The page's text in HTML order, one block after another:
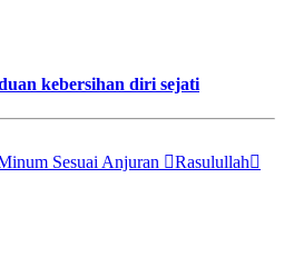
kebersihan diri sejati